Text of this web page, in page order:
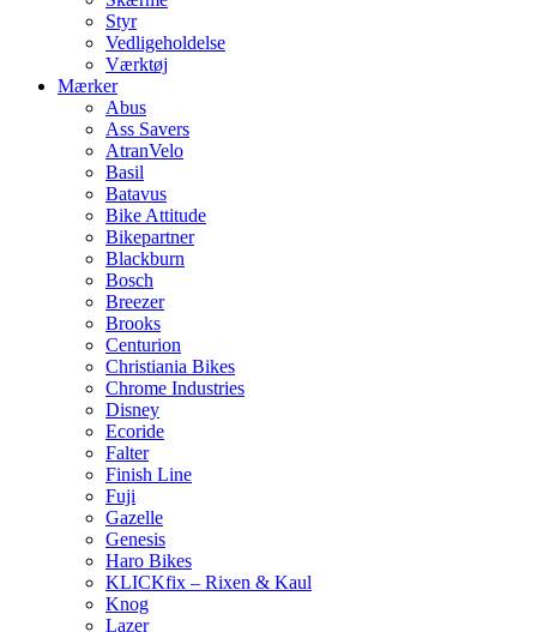
Styr
Vedligeholdelse
Værktøj
Mærker
Abus
Ass Savers
AtranVelo
Basil
Batavus
Bike Attitude
Bikepartner
Blackburn
Bosch
Breezer
Brooks
Centurion
Christiania Bikes
Chrome Industries
Disney
Ecoride
Falter
Finish Line
Fuji
Gazelle
Genesis
Haro Bikes
KLICKfix – Rixen & Kaul
Knog
Lazer